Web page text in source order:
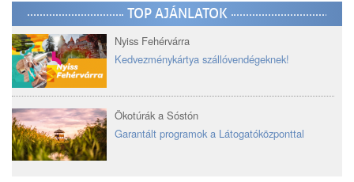
TOP AJÁNLATOK
Nyiss Fehérvárra
Kedvezménykártya szállóvendégeknek!
Ökotúrák a Sóstón
Garantált programok a Látogatóközponttal